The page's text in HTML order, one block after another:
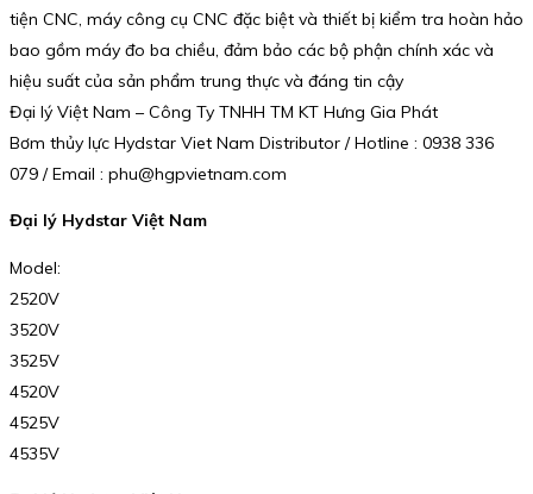
tiện CNC, máy công cụ CNC đặc biệt và thiết bị kiểm tra hoàn hảo
bao gồm máy đo ba chiều, đảm bảo các bộ phận chính xác và
hiệu suất của sản phẩm trung thực và đáng tin cậy
Đại lý Việt Nam – Công Ty TNHH TM KT Hưng Gia Phát
Bơm thủy lực Hydstar Viet Nam Distributor / Hotline : 0938 336
079 / Email : phu@hgpvietnam.com
Đại lý Hydstar Việt Nam
Model:
2520V
3520V
3525V
4520V
4525V
4535V